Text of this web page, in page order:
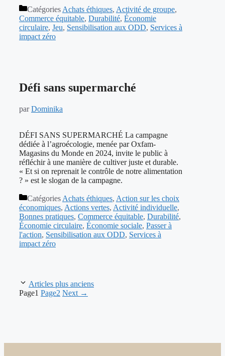
Catégories Achats éthiques, Activité de groupe,
Commerce équitable, Durabilité, Économie
circulaire, Jeu, Sensibilisation aux ODD, Services à
impact zéro
Défi sans supermarché
parDominika
DÉFI SANS SUPERMARCHÉ La campagne
dédiée à l’agroécologie, menée par Oxfam-
Magasins du Monde en 2024, invite le public à
réfléchir à une manière de cultiver juste et durable.
« Et si on reprenait le contrôle de notre alimentation
? » est le slogan de la campagne.
Catégories Achats éthiques, Action sur les choix
économiques, Actions vertes, Activité individuelle,
Bonnes pratiques, Commerce équitable, Durabilité,
Économie circulaire, Économie sociale, Passer à
l'action, Sensibilisation aux ODD, Services à
impact zéro
Articles plus anciens
Page1 Page2 Next →